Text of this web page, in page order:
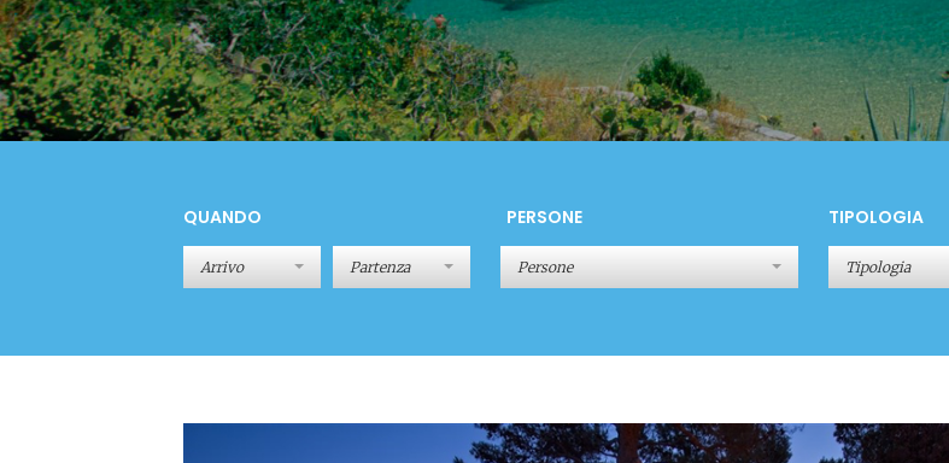
QUANDO PERSONE
Persone
TIPOLOGIA
Tipologia